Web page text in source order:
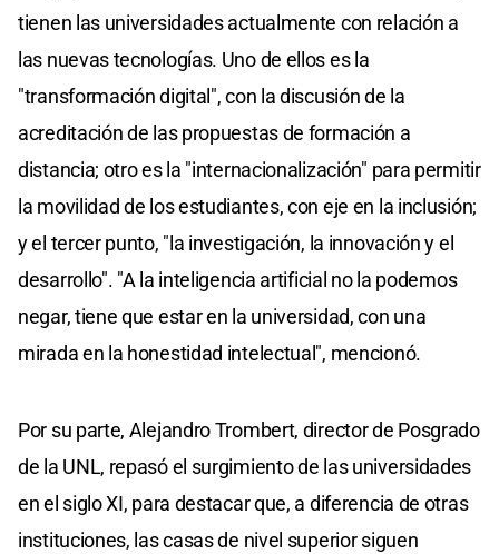
tienen las universidades actualmente con relación a
las nuevas tecnologías. Uno de ellos es la
"transformación digital", con la discusión de la
acreditación de las propuestas de formación a
distancia; otro es la "internacionalización" para permitir
la movilidad de los estudiantes, con eje en la inclusión;
y el tercer punto, "la investigación, la innovación y el
desarrollo". "A la inteligencia artificial no la podemos
negar, tiene que estar en la universidad, con una
mirada en la honestidad intelectual", mencionó.
Por su parte, Alejandro Trombert, director de Posgrado
de la UNL, repasó el surgimiento de las universidades
en el siglo XI, para destacar que, a diferencia de otras
instituciones, las casas de nivel superior siguen